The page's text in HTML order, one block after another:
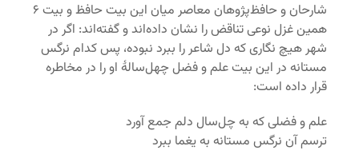
شارحان و حافظ‌پژوهان معاصر میان این بیت حافظ و بیت ۶
همین غزل نوعی تناقض را نشان داده‌اند و گفته‌اند: اگر در
شهر هیچ نگاری که دل شاعر را ببرد نبوده، پس کدام نرگس
مستانه در این بیت علم و فضل چهل‌سالۀ او را در مخاطره
قرار داده است:
علم و فضلی که به چل‌سال دلم جمع آورد
ترسم آن نرگس مستانه به یغما ببرد